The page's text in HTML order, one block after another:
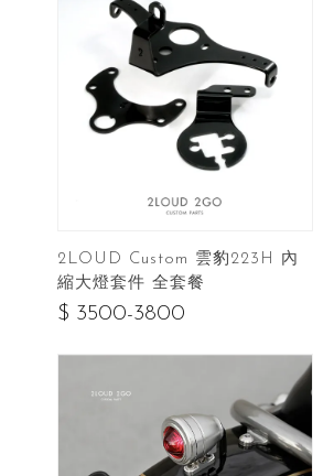
2LOUD Custom 雲豹223H 內
縮大燈套件 全套餐
$ 3500-3800